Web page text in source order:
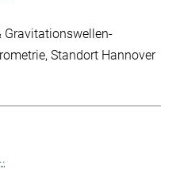
Gravitationswellen-
Standort Hannover